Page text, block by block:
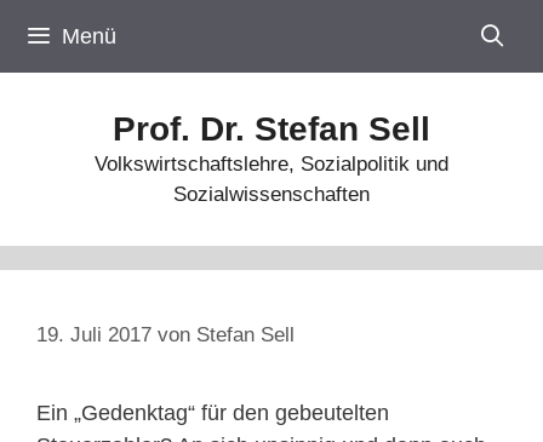
Inhalt
springen
Menü
Prof. Dr. Stefan Sell
Volkswirtschaftslehre, Sozialpolitik und
Sozialwissenschaften
19. Juli 2017 von Stefan Sell
Ein „Gedenktag“ für den gebeutelten